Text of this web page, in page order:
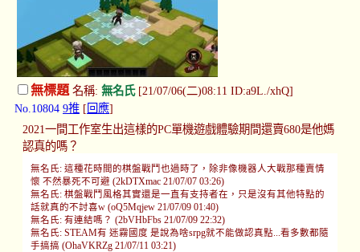
無標題名稱: 無名氏[21/07/06(二)08:11 ID:a9L./xhQ]
No.10804 9推 [ 回應]
2021一間工作室生出這樣的PC單機遊戲體驗期間還賣680是他媽
認真的嗎？
無名氏: 這種花時間的棋盤戰鬥也過時了，除非像機器人大戰那種賣情
懷 不然暴死不可避 (2kDTXmac 21/07/07 03:26)
無名氏: 棋盤戰鬥風格其實還是一直有支持者在，只是沒有其他特點的
話就真的不討喜w (oQ5Mqjew 21/07/09 01:40)
無名氏: 有連結嗎？ (2bVHbFbs 21/07/09 22:32)
無名氏: STEAM有 迷霧國度 是說為啥srpg就不能做認真點...看多數都隨
手搞搞 (OhaVKRZg 21/07/11 03:21)